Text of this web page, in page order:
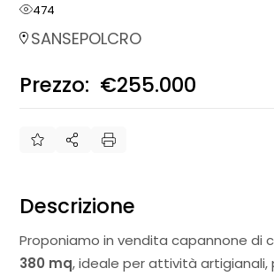
474
SANSEPOLCRO
Prezzo: €255.000
Descrizione
Proponiamo in vendita capannone di
380 mq, ideale per attività artigianali,